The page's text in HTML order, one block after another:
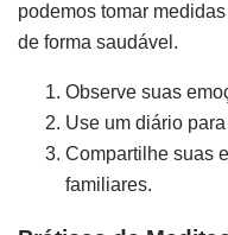
podemos tomar
de forma saudável.
Observe suas
Use um diário
Compartilhe suas
familiares.